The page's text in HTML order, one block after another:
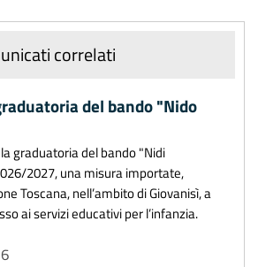
correlati
del bando "Nido
graduatoria del bando "Nidi
2027, una misura importate,
Toscana, nell’ambito di Giovanisì, a
ai servizi educativi per l’infanzia.